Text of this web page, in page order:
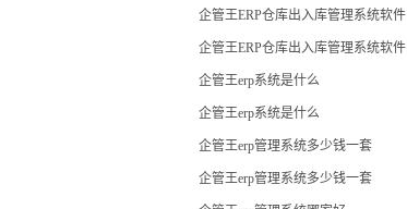
企管王ERP仓库出入库管理系统软件
企管王ERP仓库出入库管理系统软件
企管王erp系统是什么
企管王erp系统是什么
企管王erp管理系统多少钱一套
企管王erp管理系统多少钱一套